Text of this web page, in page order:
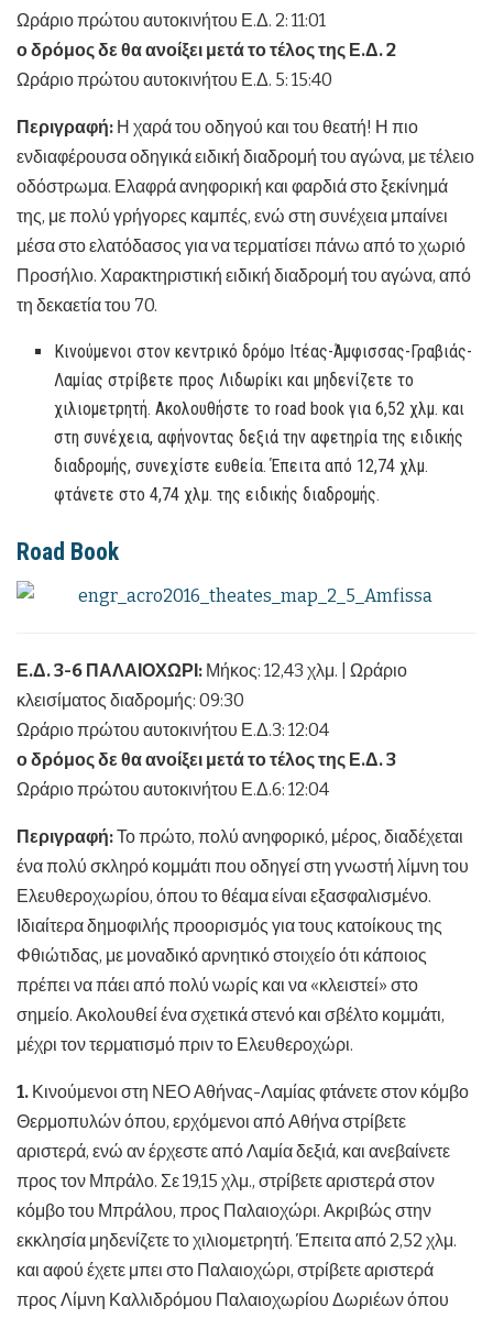
Ωράριο πρώτου αυτοκινήτου Ε.Δ. 2: 11:01
ο δρόμος δε θα ανοίξει μετά το τέλος της Ε.Δ. 2
Ωράριο πρώτου αυτοκινήτου Ε.Δ. 5: 15:40
Περιγραφή: Η χαρά του οδηγού και του θεατή! Η πιο
ενδιαφέρουσα οδηγικά ειδική διαδρομή του αγώνα, με τέλειο
οδόστρωμα. Ελαφρά ανηφορική και φαρδιά στο ξεκίνημά
της, με πολύ γρήγορες καμπές, ενώ στη συνέχεια μπαίνει
μέσα στο ελατόδασος για να τερματίσει πάνω από το χωριό
Προσήλιο. Χαρακτηριστική ειδική διαδρομή του αγώνα, από
τη δεκαετία του 70.
Κινούμενοι στον κεντρικό δρόμο Ιτέας-Άμφισσας-Γραβιάς-
Λαμίας στρίβετε προς Λιδωρίκι και μηδενίζετε το
χιλιομετρητή. Ακολουθήστε το road book για 6,52 χλμ. και
στη συνέχεια, αφήνοντας δεξιά την αφετηρία της ειδικής
διαδρομής, συνεχίστε ευθεία. Έπειτα από 12,74 χλμ.
φτάνετε στο 4,74 χλμ. της ειδικής διαδρομής.
Road Book
Ε.Δ. 3-6 ΠΑΛΑΙΟΧΩΡΙ: Μήκος: 12,43 χλμ. | Ωράριο
κλεισίματος διαδρομής: 09:30
Ωράριο πρώτου αυτοκινήτου Ε.Δ.3: 12:04
ο δρόμος δε θα ανοίξει μετά το τέλος της Ε.Δ. 3
Ωράριο πρώτου αυτοκινήτου Ε.Δ.6: 12:04
Περιγραφή:Το πρώτο, πολύ ανηφορικό, μέρος, διαδέχεται
ένα πολύ σκληρό κομμάτι που οδηγεί στη γνωστή λίμνη του
Ελευθεροχωρίου, όπου το θέαμα είναι εξασφαλισμένο.
Ιδιαίτερα δημοφιλής προορισμός για τους κατοίκους της
Φθιώτιδας, με μοναδικό αρνητικό στοιχείο ότι κάποιος
πρέπει να πάει από πολύ νωρίς και να «κλειστεί» στο
σημείο. Ακολουθεί ένα σχετικά στενό και σβέλτο κομμάτι,
μέχρι τον τερματισμό πριν το Ελευθεροχώρι.
1. Κινούμενοι στη ΝΕΟ Αθήνας-Λαμίας φτάνετε στον κόμβο
Θερμοπυλών όπου, ερχόμενοι από Αθήνα στρίβετε
αριστερά, ενώ αν έρχεστε από Λαμία δεξιά, και ανεβαίνετε
προς τον Μπράλο. Σε 19,15 χλμ., στρίβετε αριστερά στον
κόμβο του Μπράλου, προς Παλαιοχώρι. Ακριβώς στην
εκκλησία μηδενίζετε το χιλιομετρητή. Έπειτα από 2,52 χλμ.
και αφού έχετε μπει στο Παλαιοχώρι, στρίβετε αριστερά
προς Λίμνη Καλλιδρόμου Παλαιοχωρίου Δωριέων όπου